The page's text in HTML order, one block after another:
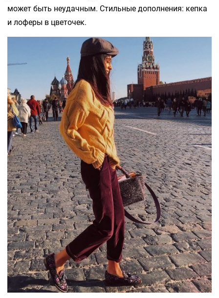
может быть неудачным. Стильные дополнения: кепка
и лоферы в цветочек.